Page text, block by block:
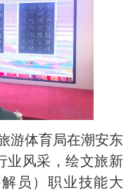
体育局在潮安东
业风采，绘文旅新
员）职业技能大